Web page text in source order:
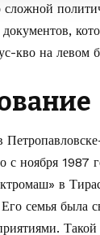
кво на левом
с ноября 1987
в
семья была
Такой